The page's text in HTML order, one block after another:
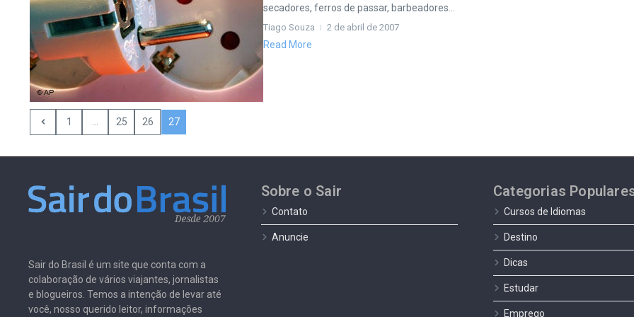
secadores, ferros de passar, barbeadores...
Tiago Souza 2 de abril de 2007
Read More
1 25 26 27
Sair do Brasil é um site que conta com a
colaboração de vários viajantes, jornalistas
e blogueiros. Temos a intenção de levar até
você, nosso querido leitor, informações
Sobre o Sair
Contato
Anuncie
Categorias
Cursos de Idiomas
Destino
Dicas
Estudar
Emprego